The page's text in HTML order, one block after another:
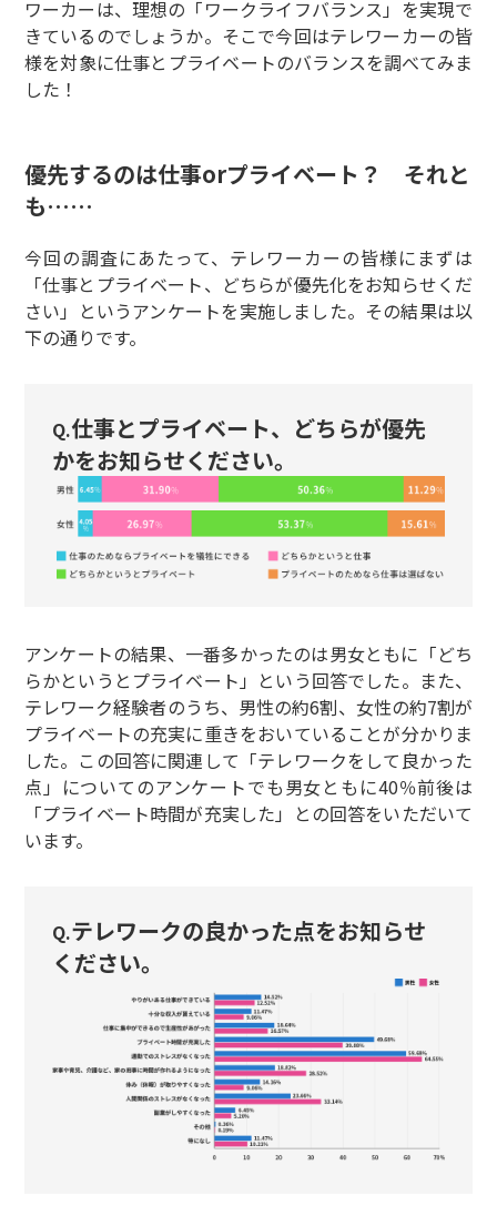
ワーカーは、理想の「ワークライフバランス」を実現で
きているのでしょうか。そこで今回はテレワーカーの皆
様を対象に仕事とプライベートのバランスを調べてみま
した！
優先するのは仕事orプライベート？ それと
も……
今回の調査にあたって、テレワーカーの皆様にまずは
「仕事とプライベート、どちらが優先化をお知らせくだ
さい」というアンケートを実施しました。その結果は以
下の通りです。
Q.仕事とプライベート、どちらが優先
かをお知らせください。
アンケートの結果、一番多かったのは男女ともに「どち
らかというとプライベート」という回答でした。また、
テレワーク経験者のうち、男性の約6割、女性の約7割が
プライベートの充実に重きをおいていることが分かりま
した。この回答に関連して「テレワークをして良かった
点」についてのアンケートでも男女ともに40％前後は
「プライベート時間が充実した」との回答をいただいて
います。
Q.テレワークの良かった点をお知らせ
ください。